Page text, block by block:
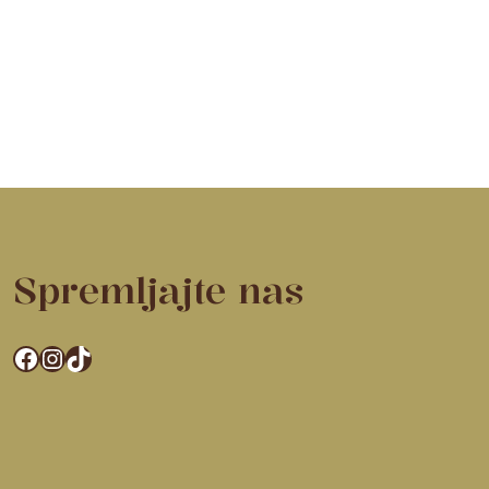
Spremljajte nas
Facebook
Instagram
TikTok